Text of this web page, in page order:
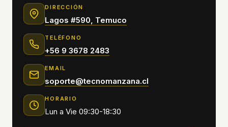
DIRECCIÓN
Lagos #590, Temuco
TELÉFONO
+56 9 3678 2483
EMAIL
soporte@tecnomanzana.cl
HORARIO
Lun a Vie 09:30-18:30